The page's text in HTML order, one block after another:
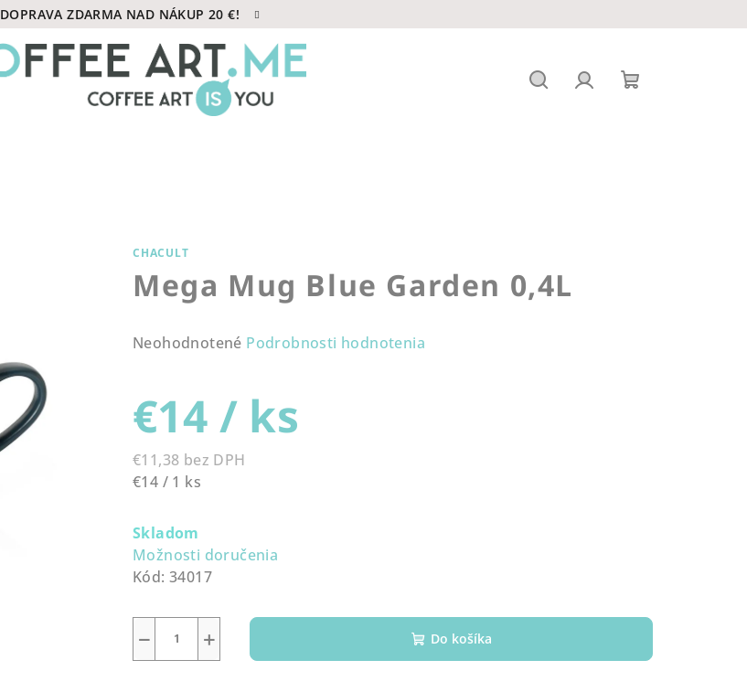
DOPRAVA ZDARMA NAD NÁKUP 20 €!
CHACULT
Mega Mug Blue Garden 0,4L
Priemerné
je
0,0
z
5
Neohodnotené Podrobnosti hodnotenia
€14 / ks
€11,38 bez DPH
Jednotková
€14 / 1 ks
Skladom
Možnosti doručenia
Kód: 34017
+
− Do košíka